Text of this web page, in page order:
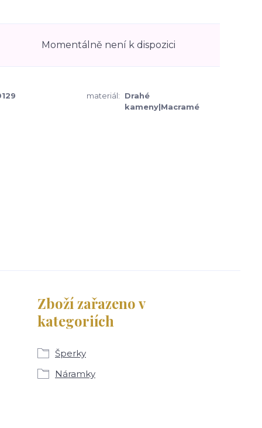
Momentálně není k dispozici
materiál:
Drahé
kameny|Macramé
Zboží zařazeno v
kategoriích
Šperky
Náramky